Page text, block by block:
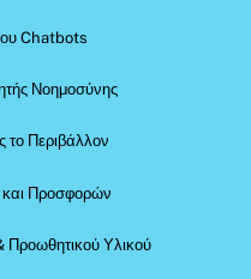
Chatbots
Νοημοσύνης
το Περιβάλλον
και Προσφορών
Υλικού